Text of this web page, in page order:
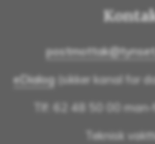
eDialog(sikker kanal for
Tlf: 62 48 50 00 man-
Teknisk